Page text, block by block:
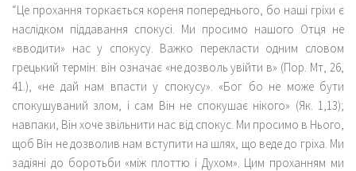
“Це прохання торкається кореня попереднього, бо наші гріхи є
наслідком піддавання спокусі. Ми просимо нашого Отця не
«вводити» нас у спокусу. Важко перекласти одним словом
грецький термін: він означає «не дозволь увійти в» (Пор. Мт, 26,
41.), «не дай нам впасти у спокусу». «Бог бо не може бути
спокушуваний злом, і сам Він не спокушає нікого» (Як. 1,13);
навпаки, Він хоче звільнити нас від спокус. Ми просимо в Нього,
щоб Він не дозволив нам вступити на шлях, що веде до гріха. Ми
задіяні до боротьби «між плоттю і Духом». Цим проханням ми